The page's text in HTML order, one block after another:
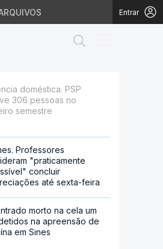
Entrar
doméstica. PSP
306 pessoas no
semestre
Professores
"praticamente
concluir
até sexta-feira
morto na cela um
na apreensão de
em Sines